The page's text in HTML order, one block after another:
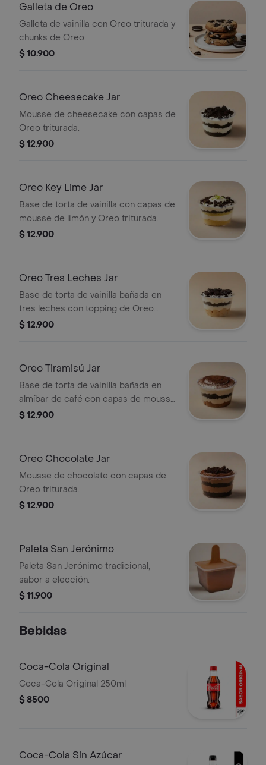
Galleta de Oreo
Galleta de vainilla con Oreo triturada y
chunks de Oreo.
$ 10.900
Oreo Cheesecake Jar
Mousse de cheesecake con capas de
Oreo triturada.
$ 12.900
Oreo Key Lime Jar
Base de torta de vainilla con capas de
mousse de limón y Oreo triturada.
$ 12.900
Oreo Tres Leches Jar
Base de torta de vainilla bañada en
tres leches con topping de Oreo
triturada.
$ 12.900
Oreo Tiramisú Jar
Base de torta de vainilla bañada en
almíbar de café con capas de mousse
de tiramisú y Oreo.
$ 12.900
Oreo Chocolate Jar
Mousse de chocolate con capas de
Oreo triturada.
$ 12.900
Paleta San Jerónimo
Paleta San Jerónimo tradicional,
sabor a elección.
$ 11.900
Bebidas
Coca-Cola Original
Coca-Cola Original 250ml
$ 8500
Coca-Cola Sin Azúcar